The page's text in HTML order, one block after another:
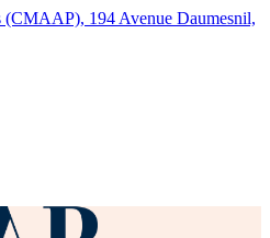
194 Avenue Daumesnil,